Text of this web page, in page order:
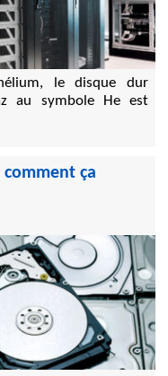
le disque dur
au symbole He est
ça